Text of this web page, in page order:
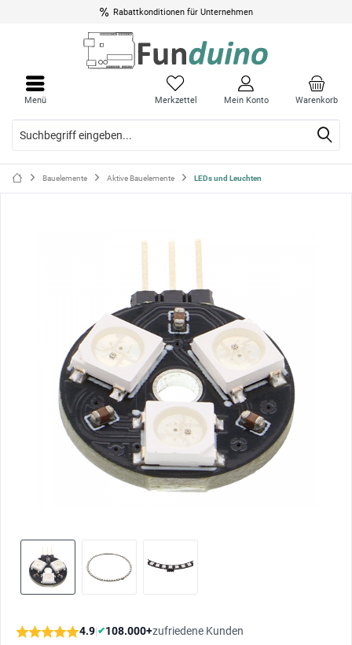
Rabattkonditionen für Unternehmen
Warenkorb
Merkzettel Mein Konto
Menü
Bauelemente Aktive Bauelemente LEDs und Leuchten
4.9|✔108.000+zufriedene Kunden